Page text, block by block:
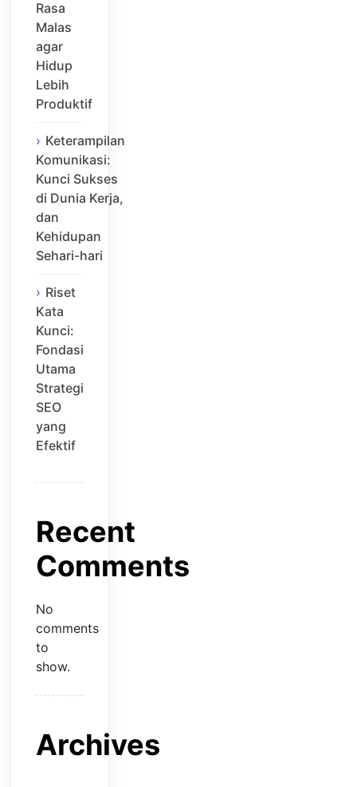
Rasa
Malas
agar
Hidup
Lebih
Produktif
Keterampilan
Komunikasi:
Kunci Sukses
di Dunia Kerja,
dan
Kehidupan
Sehari-hari
Riset
Kata
Kunci:
Fondasi
Utama
Strategi
SEO
yang
Efektif
Recent
Comments
No
comments
to
show.
Archives